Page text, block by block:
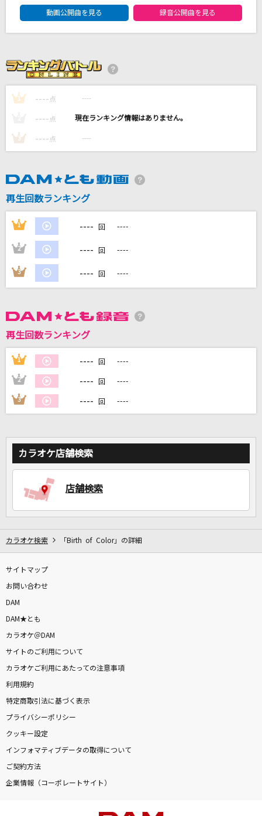
back number
Ayase
桑田佳祐
もっと見る
DAMの新曲・ランキングなど
カラオケをもっと楽しもう！
自宅でカラオケ歌い放題！
DAM★ともボーカルエントリーランキング
動画公開曲を見る
録音公開曲を見る
1 ---- 点 ----
---- 点 ----
3 ---- 点 ----
再生回数ランキング
1 ---- 回 ----
2 ---- 回 ----
3 ---- 回 ----
再生回数ランキング
1 ---- 回 ----
2 ---- 回 ----
3 ---- 回 ----
カラオケ店舗検索
店舗検索
カラオケ検索 「Birth of Color」の詳細
サイトマップ
お問い合わせ
DAM
DAM★とも
カラオケ＠DAM
サイトのご利用について
カラオケご利用にあたっての注意事項
利用規約
特定商取引法に基づく表示
プライバシーポリシー
クッキー設定
インフォマティブデータの取得について
ご契約方法
企業情報（コーポレートサイト）